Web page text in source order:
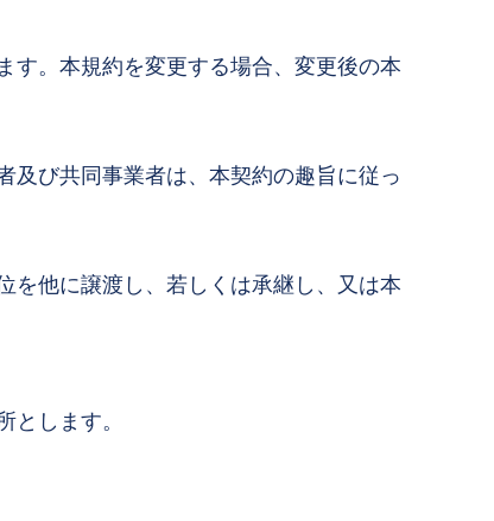
す。本規約を変更する場合、変更後の本
及び共同事業者は、本契約の趣旨に従っ
を他に譲渡し、若しくは承継し、又は本
します。